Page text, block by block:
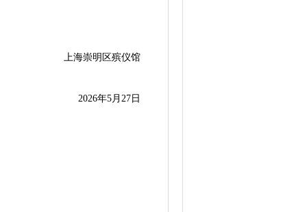
上海崇明区殡仪馆
2026年5月27日